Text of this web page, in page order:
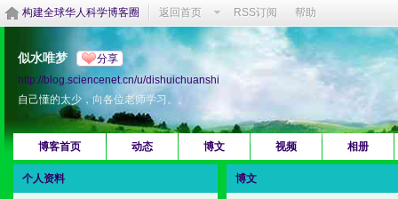
构建全球华人科学博客圈 返回首页 RSS订阅 帮助
似水唯梦 分享
http://blog.sciencenet.cn/u/dishuichuanshi
自己懂的太少，向各位老师学习。。
博客首页 动态 博文 视频 相册
个人资料 博文